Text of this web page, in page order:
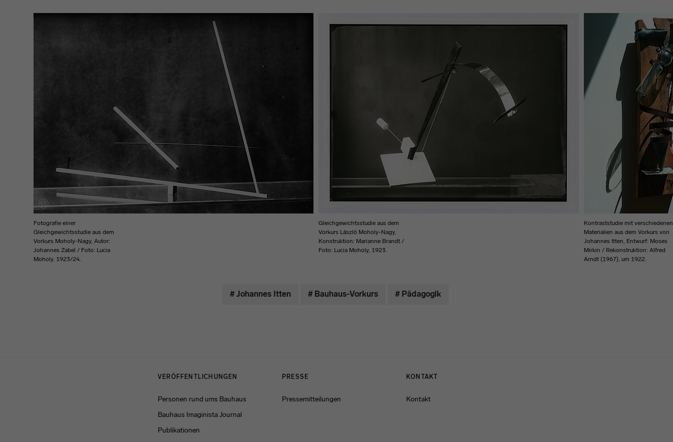
Fotografie einer
Gleichgewichtsstudie aus dem
Vorkurs Moholy-Nagy, Autor:
Johannes Zabel / Foto: Lucia
Moholy. 1923/24.
Gleichgewichtsstudie aus dem
Vorkurs László Moholy-Nagy,
Konstruktion: Marianne Brandt /
Foto: Lucia Moholy, 1923.
Kontraststudie mit verschiedenen
Materialien aus dem Vorkurs von
Johannes Itten, Entwurf: Moses
Mirkin / Rekonstruktion: Alfred
Arndt (1967), um 1922.
# Johannes Itten # Bauhaus-Vorkurs # Pädagogik
VERÖFFENTLICHUNGEN
Personen rund ums Bauhaus
Bauhaus Imaginista Journal
Publikationen
PRESSE
Pressemitteilungen
KONTAKT
Kontakt